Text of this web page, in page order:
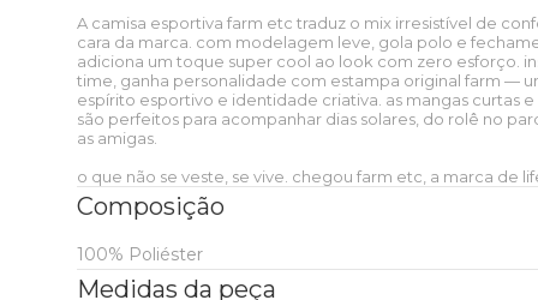
Ver tudo
Boia
Canga
Caixinha de som
Mala
Pin e patch
Porta incenso e caixa de fósforo
FARM Rio + Zee dog
T-shirt
Casaco
Baby look
Regata
Short
Bermuda
Calça
Ver tudo
Canga
Zee dog
Zee
Ver tudo
LEV
Onça Bandana
Essenciais do dia a dia
Colecionáveis
Esporte
Viagem
Etc e tal
Porta isqueiro
Cartão postal
Pra levar
Pra levar
Ver tudo
Mochila
Viagem
Viagem
Ver tudo
Praia
Praia
Térmicos
Faixa de preço
Faixa de
Até R$50
Colecionáveis
Colecionáveis
Ver tudo
Clássicos
Clássicos
A camisa esportiva farm etc traduz o mix irresistível de
cara da marca. com modelagem leve, gola polo e
adiciona um toque super cool ao look com zero esforço.
time, ganha personalidade com estampa original farm —
espírito esportivo e identidade criativa. as mangas curtas
são perfeitos para acompanhar dias solares, do rolê no
as amigas.
o que não se veste, se vive. chegou farm etc, a marca de
Composição
100% Poliéster
Medidas da peça